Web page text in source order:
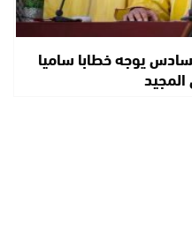
يوجه خطابا ساميا